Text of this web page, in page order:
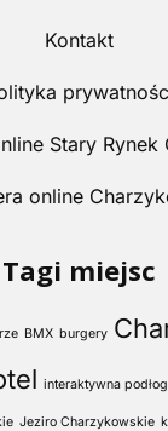
Kontakt
Stary Rynek
online
Tagi miejsc
BMX burgery
interaktywna
Jeziro Charzykowskie